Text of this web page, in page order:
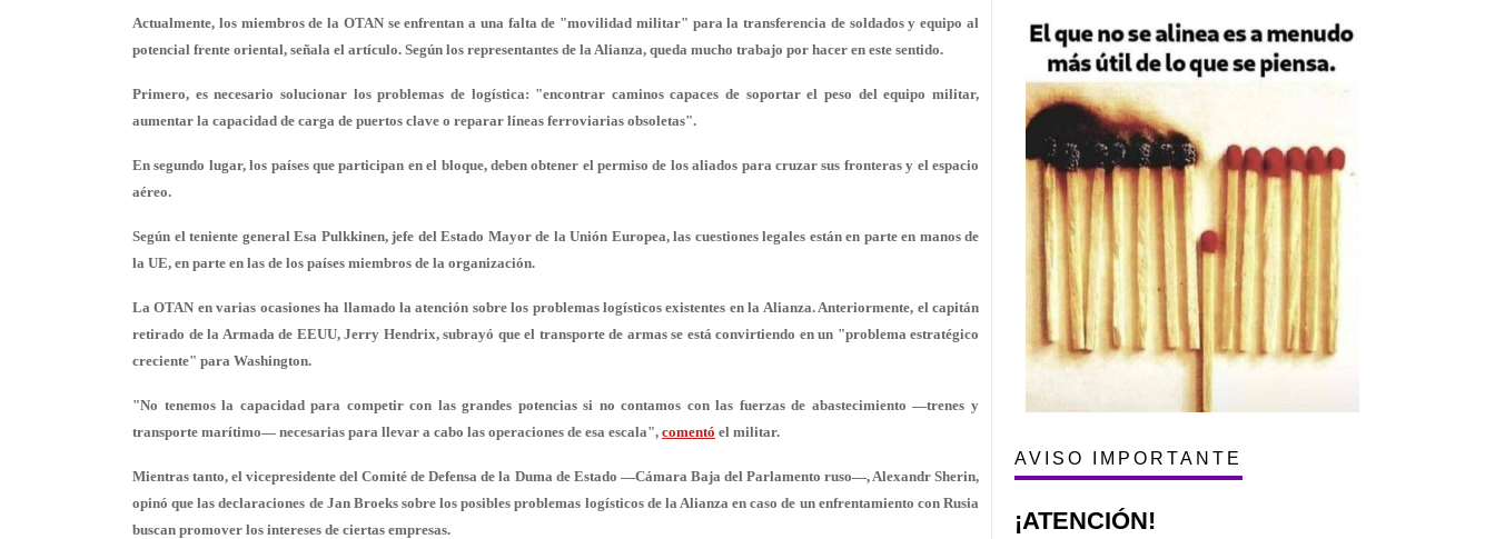
Actualmente, los miembros de la OTAN se enfrentan a una falta de "movilidad militar" para la transferencia de soldados y equipo al
potencial frente oriental, señala el artículo. Según los representantes de la Alianza, queda mucho trabajo por hacer en este sentido.
Primero, es necesario solucionar los problemas de logística: "encontrar caminos capaces de soportar el peso del equipo militar,
aumentar la capacidad de carga de puertos clave o reparar líneas ferroviarias obsoletas".
En segundo lugar, los países que participan en el bloque, deben obtener el permiso de los aliados para cruzar sus fronteras y el espacio
aéreo.
Según el teniente general Esa Pulkkinen, jefe del Estado Mayor de la Unión Europea, las cuestiones legales están en parte en manos de
la UE, en parte en las de los países miembros de la organización.
La OTAN en varias ocasiones ha llamado la atención sobre los problemas logísticos existentes en la Alianza. Anteriormente, el capitán
retirado de la Armada de EEUU, Jerry Hendrix, subrayó que el transporte de armas se está convirtiendo en un "problema estratégico
creciente" para Washington.
"No tenemos la capacidad para competir con las grandes potencias si no contamos con las fuerzas de abastecimiento—trenes y
transporte marítimo— necesarias para llevar a cabo las operaciones de esa escala", comentó el militar.
Mientras tanto, el vicepresidente del Comité de Defensa de la Duma de Estado —Cámara Baja del Parlamento ruso—, Alexandr Sherin,
opinó que las declaraciones de Jan Broeks sobre los posibles problemas logísticos de la Alianza en caso de un enfrentamiento con Rusia
buscan promover los intereses de ciertas empresas.
AVISO IMPORTANTE
¡ATENCIÓN!